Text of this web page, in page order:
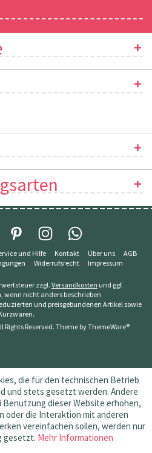
und Hilfe Kontakt Über uns
AGB
Widerrufsrecht Impressum
zzgl.Versandkosten und ggf.
wenn nicht anders beschrieben
und preisgebundenen Artikel sowie
Rights Reserved. Theme byThemeWare®
die für den technischen Betrieb
und stets gesetzt werden. Andere
dieser Website erhöhen,
oder die Interaktion mit anderen
vereinfachen sollen, werden nur
gesetzt. Mehr Informationen